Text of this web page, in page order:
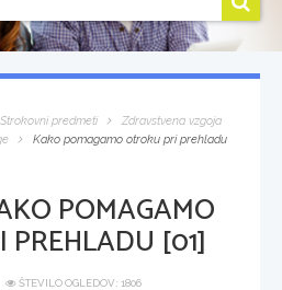
Strokovni predmeti
Zdravstvena vzgoja
Kako pomagamo otroku pri prehladu
POMAGAMO
PREHLADU [01]
ŠTEVILO OGLEDOV: 1806